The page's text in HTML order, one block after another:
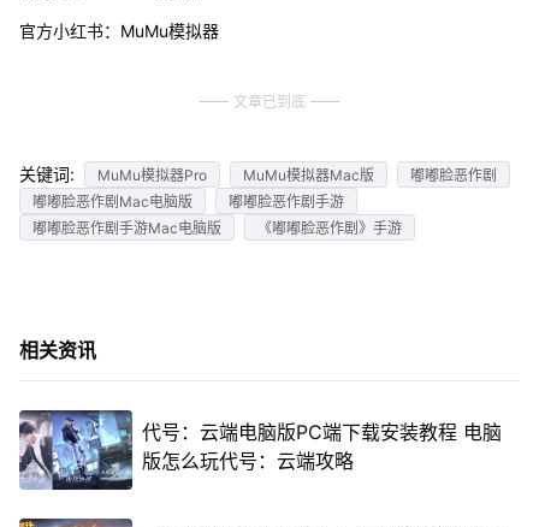
官方小红书：MuMu模拟器
文章已到底
关键词: MuMu模拟器Pro MuMu模拟器Mac版
嘟嘟脸恶作剧
嘟嘟脸恶作剧Mac电脑版
嘟嘟脸恶作剧手游
嘟嘟脸恶作剧手游Mac电脑版
《嘟嘟脸恶作剧》手游
相关资讯
代号：云端电脑版PC端下载安装教程 电脑
版怎么玩代号：云端攻略